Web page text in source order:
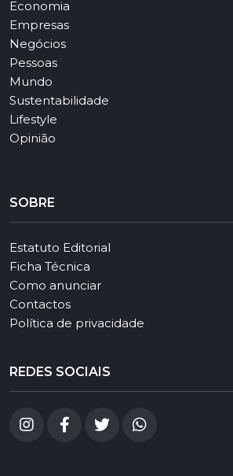
Economia
Empresas
Negócios
Pessoas
Mundo
Sustentabilidade
Lifestyle
Opinião
SOBRE
Estatuto Editorial
Ficha Técnica
Como anunciar
Contactos
Política de privacidade
REDES SOCIAIS